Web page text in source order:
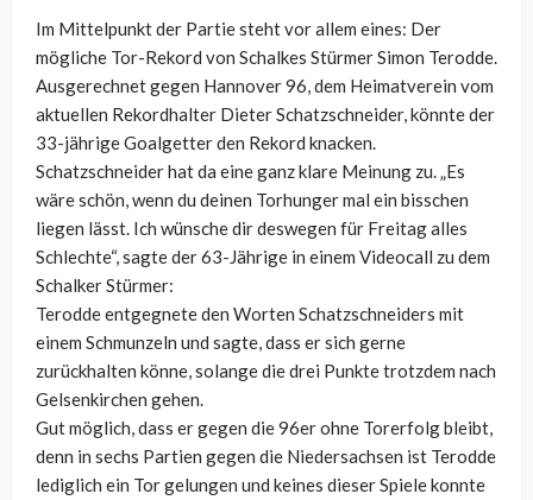
Im Mittelpunkt der Partie steht vor allem eines: Der
mögliche Tor-Rekord von Schalkes Stürmer Simon Terodde.
Ausgerechnet gegen Hannover 96, dem Heimatverein vom
aktuellen Rekordhalter Dieter Schatzschneider, könnte der
33-jährige Goalgetter den Rekord knacken.
Schatzschneider hat da eine ganz klare Meinung zu. „Es
wäre schön, wenn du deinen Torhunger mal ein bisschen
liegen lässt. Ich wünsche dir deswegen für Freitag alles
Schlechte“, sagte der 63-Jährige in einem Videocall zu dem
Schalker Stürmer:
Terodde entgegnete den Worten Schatzschneiders mit
einem Schmunzeln und sagte, dass er sich gerne
zurückhalten könne, solange die drei Punkte trotzdem nach
Gelsenkirchen gehen.
Gut möglich, dass er gegen die 96er ohne Torerfolg bleibt,
denn in sechs Partien gegen die Niedersachsen ist Terodde
lediglich ein Tor gelungen und keines dieser Spiele konnte